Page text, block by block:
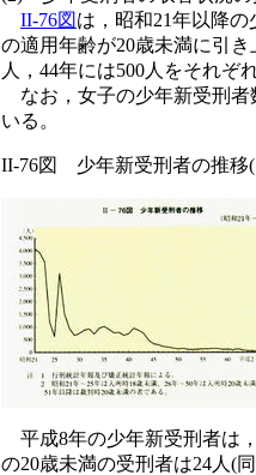
II-76図 は，昭和21年以降
の適用年齢が20歳未満に引
人，44年には500人をそれぞ
なお，女子の少年新受刑者
いる。
II-76図 少年新受刑者の推移(
平成8年の少年新受刑者は
の20歳未満の受刑者は24人(同